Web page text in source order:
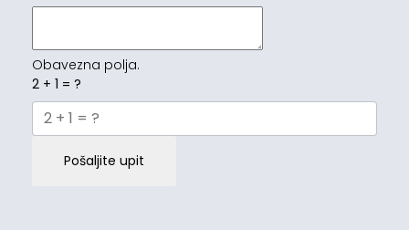
Obavezna polja.
2 + 1 = ?
Pošaljite upit